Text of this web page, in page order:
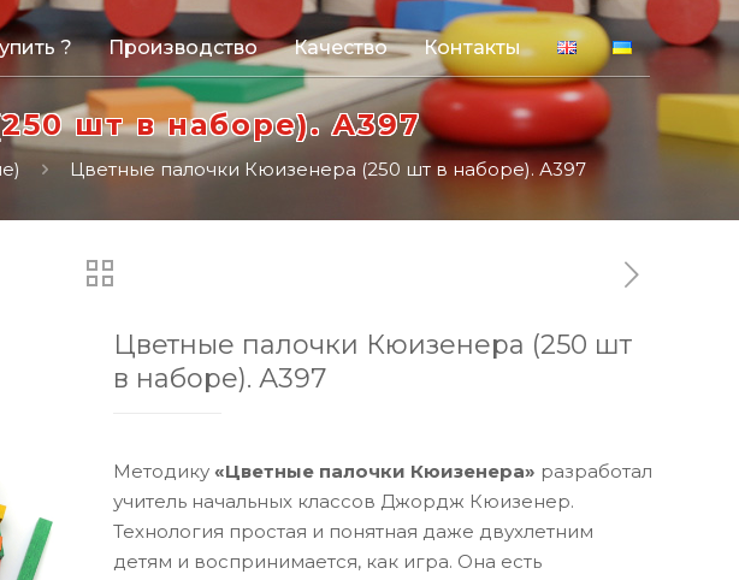
? Производство Качество Контакты
шт в наборе). А397
Цветные палочки Кюизенера (250 шт в наборе). А397
Цветные палочки Кюизенера (250 шт
в наборе). А397
Методику«Цветные палочки Кюизенера» разработал
учитель начальных классов Джордж Кюизенер.
Технология простая и понятная даже двухлетним
детям и воспринимается, как игра. Она есть